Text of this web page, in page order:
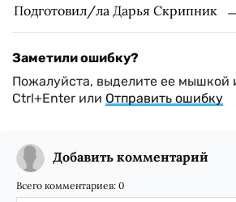
Подготовил/ла Дарья Скрипник
Заметили ошибку?
Пожалуйста, выделите ее мышкой
Ctrl+Enter или Отправить ошибку
Добавить комментарий
Всего комментариев: 0